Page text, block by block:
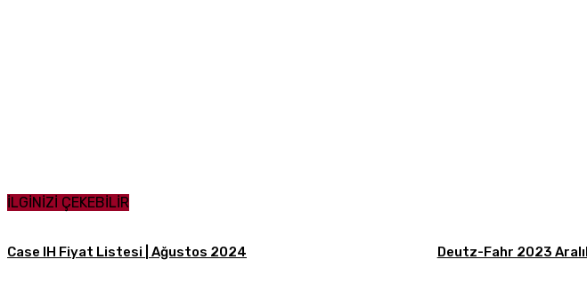
İLGİNİZİ ÇEKEBİLİR
Case IH Fiyat Listesi | Ağustos 2024 Deutz-Fahr 2023